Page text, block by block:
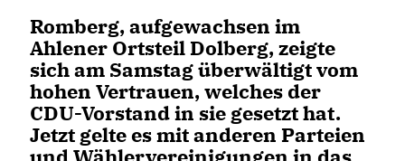
Romberg, aufgewachsen im
Ahlener Ortsteil Dolberg, zeigte
sich am Samstag überwältigt vom
hohen Vertrauen, welches der
CDU-Vorstand in sie gesetzt hat.
Jetzt gelte es mit anderen Parteien